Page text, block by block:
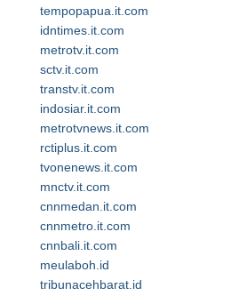
tempopapua.it.com
idntimes.it.com
metrotv.it.com
sctv.it.com
transtv.it.com
indosiar.it.com
metrotvnews.it.com
rctiplus.it.com
tvonenews.it.com
mnctv.it.com
cnnmedan.it.com
cnnmetro.it.com
cnnbali.it.com
meulaboh.id
tribunacehbarat.id